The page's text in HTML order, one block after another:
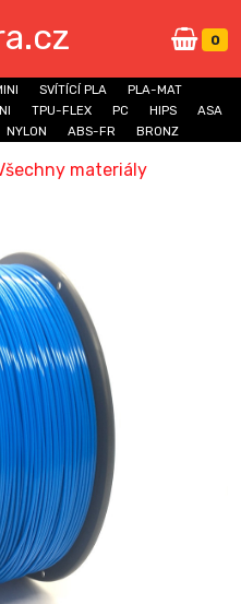
0
SVÍTÍCÍ PLA
PLA-MAT
TPU-FLEX PC HIPS
ASA
NYLON ABS-FR BRONZ
materiály